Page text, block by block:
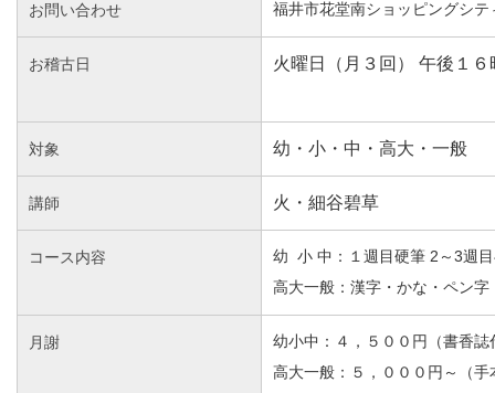
お問い合わせ 福井市花堂南ショッピングシ
お稽古日 火曜日（月３回） 午後１６
対象 幼・小・中・高大・一般
講師 火・細谷碧草
コース内容
幼 小 中：１週目硬筆 2～3週
高大一般：漢字・かな・ペン
月謝
幼小中：４，５００円（書香誌
高大一般：５，０００円～（